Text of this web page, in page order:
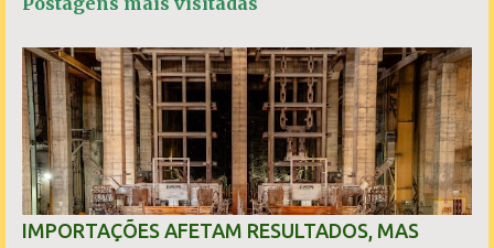
i
o
s
IMPORTAÇÕES AFETAM RESULTADOS, MAS